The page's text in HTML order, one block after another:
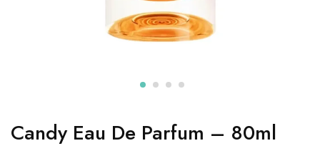
Candy Eau De Parfum – 80ml